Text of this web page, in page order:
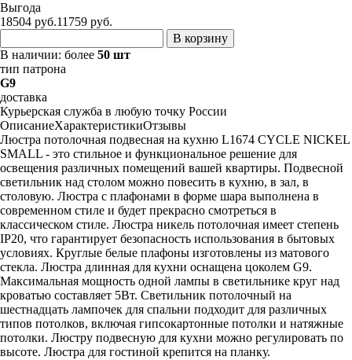
Выгода
18504 руб.11759 руб.
В корзину
В наличии: более 50 шт
тип патрона
G9
доставка
Курьерская служба в любую точку России
ОписаниеХарактеристикиОтзывы
Люстра потолочная подвесная на кухню L1674 CYCLE NICKEL
SMALL - это стильное и функциональное решение для
освещения различных помещений вашей квартиры. Подвесной
светильник над столом можно повесить в кухню, в зал, в
столовую. Люстра с плафонами в форме шара выполнена в
современном стиле и будет прекрасно смотреться в
классическом стиле. Люстра никель потолочная имеет степень
IP20, что гарантирует безопасность использования в бытовых
условиях. Круглые белые плафоны изготовлены из матового
стекла. Люстра длинная для кухни оснащена цоколем G9.
Максимальная мощность одной лампы в светильнике круг над
кроватью составляет 5Вт. Светильник потолочный на
шестнадцать лампочек для спальни подходит для различных
типов потолков, включая гипсокартонные потолки и натяжные
потолки. Люстру подвесную для кухни можно регулировать по
высоте. Люстра для гостиной крепится на планку.